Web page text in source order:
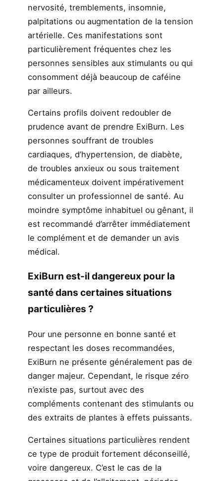
nervosité, tremblements, insomnie,
palpitations ou augmentation de la tension
artérielle. Ces manifestations sont
particulièrement fréquentes chez les
personnes sensibles aux stimulants ou qui
consomment déjà beaucoup de caféine
par ailleurs.
Certains profils doivent redoubler de
prudence avant de prendre ExiBurn. Les
personnes souffrant de troubles
cardiaques, d’hypertension, de diabète,
de troubles anxieux ou sous traitement
médicamenteux doivent impérativement
consulter un professionnel de santé. Au
moindre symptôme inhabituel ou gênant, il
est recommandé d’arrêter immédiatement
le complément et de demander un avis
médical.
ExiBurn est-il dangereux pour la
santé dans certaines situations
particulières ?
Pour une personne en bonne santé et
respectant les doses recommandées,
ExiBurn ne présente généralement pas de
danger majeur. Cependant, le risque zéro
n’existe pas, surtout avec des
compléments contenant des stimulants ou
des extraits de plantes à effets puissants.
Certaines situations particulières rendent
ce type de produit fortement déconseillé,
voire dangereux. C’est le cas de la